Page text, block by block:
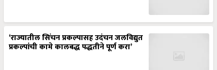
‘राज्यातील सिंचन प्रकल्पासह उदंचन जलविद्युत
प्रकल्पांची कामे कालबद्ध पद्धतीने पूर्ण करा’